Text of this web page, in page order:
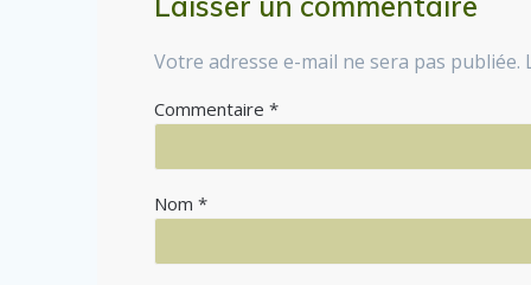
Votre adresse e-mail ne sera pas publiée.
Commentaire*
Nom*